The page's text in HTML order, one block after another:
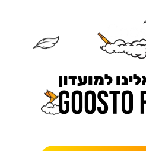
למועדון